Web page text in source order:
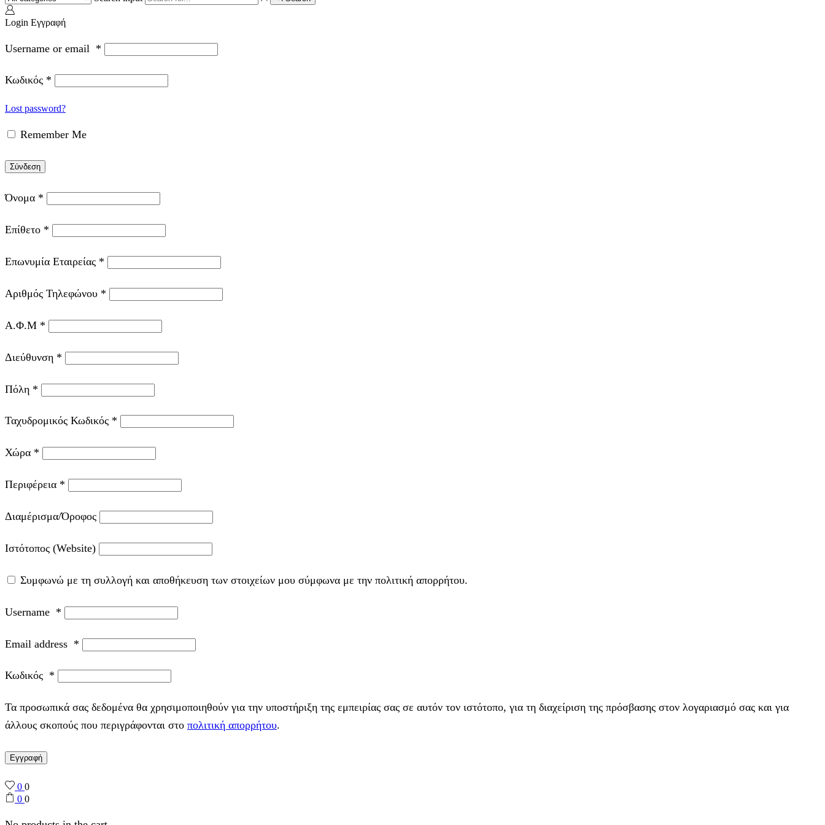
Login Εγγραφή
Username or email *
Κωδικός *
Lost password?
Remember Me
Σύνδεση
Όνομα *
Επίθετο *
Επωνυμία Εταιρείας *
Αριθμός Τηλεφώνου *
Α.Φ.Μ *
Διεύθυνση *
Πόλη *
Ταχυδρομικός Κωδικός *
Χώρα *
Περιφέρεια *
Διαμέρισμα/Όροφος
Ιστότοπος (Website)
Συμφωνώ με τη συλλογή και αποθήκευση των στοιχείων μου σύμφωνα με την πολιτική απορρήτου.
Username *
Email address *
Κωδικός *
Τα προσωπικά σας δεδομένα θα χρησιμοποιηθούν για την υποστήριξη της εμπειρίας σας σε αυτόν τον ιστότοπο, για τη διαχείριση της πρόσβασης στον λογαριασμό σας και για
άλλους σκοπούς που περιγράφονται στο πολιτική απορρήτου.
Εγγραφή
0 0
0 0